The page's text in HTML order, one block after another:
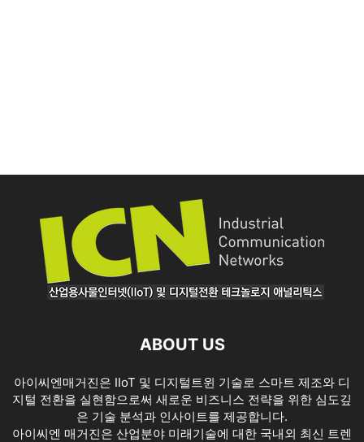
ABOUT US
아이씨엔매거진은 IIoT 및 디지털트윈 기술로 스마트 제조와 디
지털 전환을 실현함으로써 새로운 비즈니스 전략을 위한 심도깊
은 기술 분석과 인사이트를 제공합니다.
아이씨엔 매거진은 산업분야 미래기술에 대한 국내외 최신 트렌